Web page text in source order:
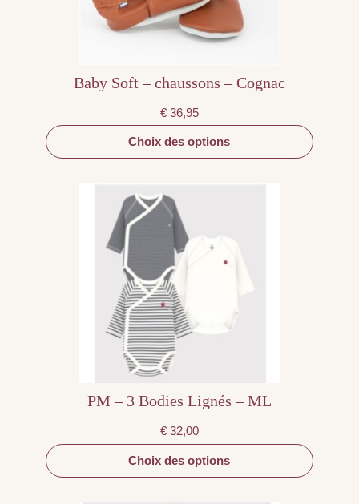
Baby Soft – chaussons – Cognac
€ 36,95
Choix des options
page
du
produit
PM – 3 Bodies Lignés – ML
€ 32,00
Choix des options
a
plusieurs
variations.
Les
choisies
sur
la
page